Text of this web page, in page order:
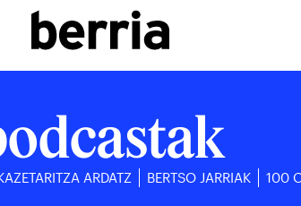
ARDATZ BERTSO JARRIAK 100